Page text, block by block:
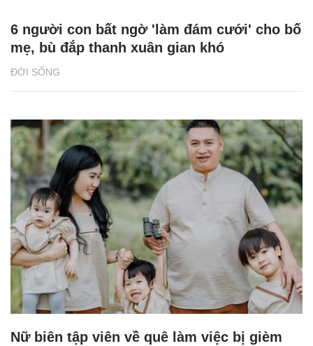
ĐỜI SỐNG
6 người con bất ngờ 'làm đám cưới' cho bố
mẹ, bù đắp thanh xuân gian khó
Nữ biên tập viên về quê làm việc bị gièm